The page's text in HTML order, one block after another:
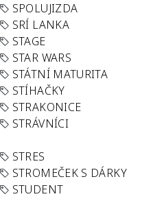
SPOLUJIZDA
SRÍ LANKA
STAGE
STAR WARS
STÁTNÍ MATURITA
STÍHAČKY
STRAKONICE
STRÁVNÍCI
STRES
STROMEČEK S DÁRKY
STUDENT